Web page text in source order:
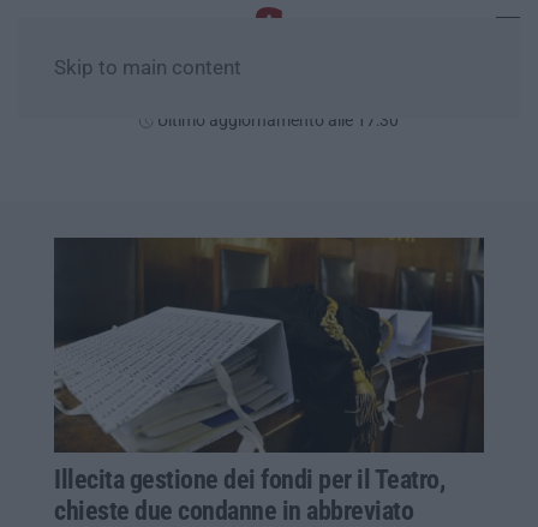
Skip to main content
Ultimo aggiornamento alle 17:30
Illecita gestione dei fondi per il Teatro,
chieste due condanne in abbreviato